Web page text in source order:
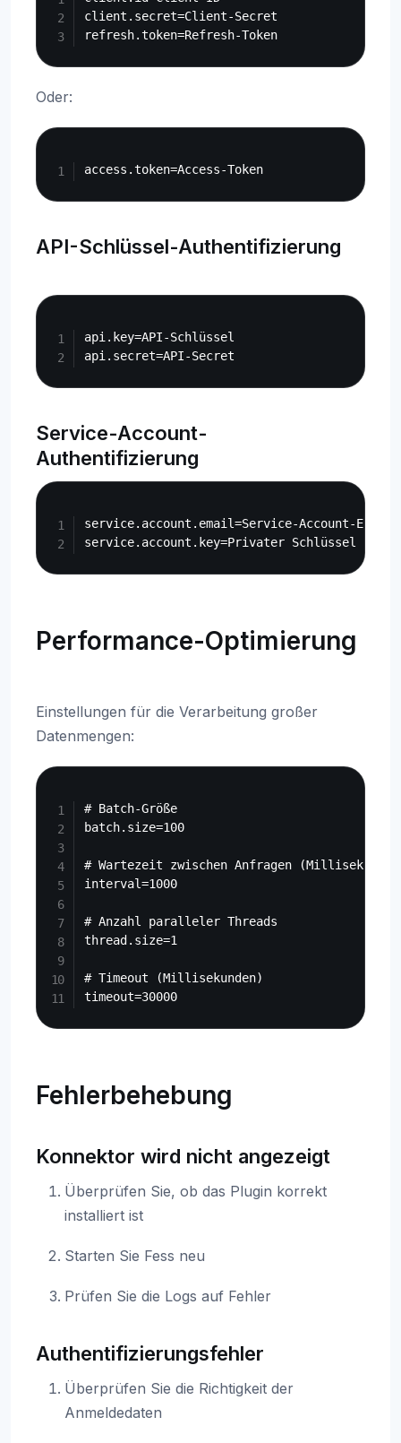
client.secret=Client-Secret
Oder:
API-Schlüssel-Authentifizierung
api.key=API-Schlüssel
Service-Account-
Authentifizierung
service.account.email=Service-Account-E-
Performance-Optimierung
Einstellungen für die Verarbeitung großer
Datenmengen:
# Batch-Größe
batch.size=100
# Wartezeit zwischen Anfragen
interval=1000
# Anzahl paralleler Threads
thread.size=1
# Timeout (Millisekunden)
Fehlerbehebung
Konnektor wird nicht angezeigt
Überprüfen Sie, ob das Plugin korrekt
installiert ist
Starten Sie Fess neu
Prüfen Sie die Logs auf Fehler
Authentifizierungsfehler
Überprüfen Sie die Richtigkeit der
Anmeldedaten